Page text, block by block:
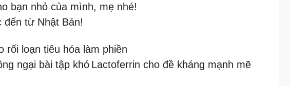
bạn nhỏ của mình, mẹ nhé!
đến từ Nhật Bản!
rối loạn tiêu hóa làm phiền
ngại bài tập khó Lactoferrin cho đề kháng mạnh mẽ